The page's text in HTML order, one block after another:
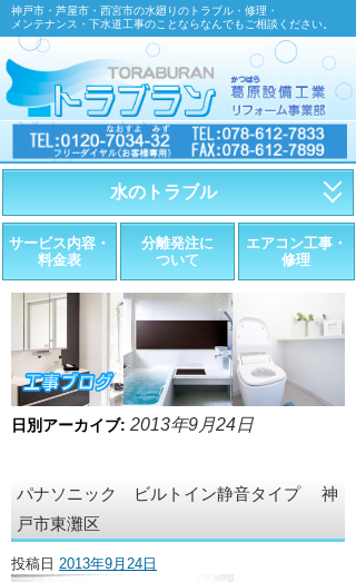
神戸市・芦屋市・西宮市の水廻りのトラブル・修理・
メンテナンス・下水道工事のことならなんでもご相談ください。
水のトラブル
・トイレが詰まったら
・トイレが漏れたら
・水道管が漏れたら
・排水が詰まったら
・悪臭調査
・ここに水栓がほしい
サービス内容・
料金表
分離発注に
ついて
エアコン工事・
修理
日別アーカイブ: 2013年9月24日
パナソニック ビルトイン静音タイプ 神
戸市東灘区
投稿日 2013年9月24日